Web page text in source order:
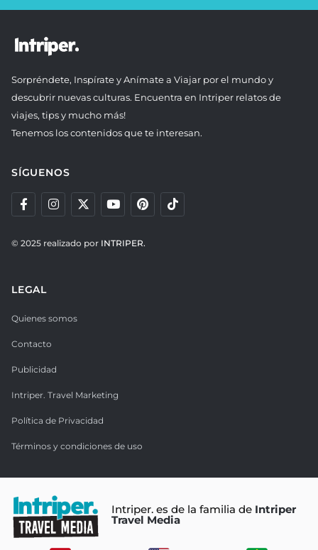
Sorpréndete, Inspírate y Anímate a Viajar por el mundo y
descubrir nuevas culturas. Encuentra en Intriper relatos de
viajes, tips y mucho más!
Tenemos los contenidos que te interesan.
SÍGUENOS
© 2025 realizado por INTRIPER.
LEGAL
Quienes somos
Contacto
Publicidad
Intriper. Travel Marketing
Política de Privacidad
Términos y condiciones de uso
Intriper. es de la familia de Intriper
Travel Media